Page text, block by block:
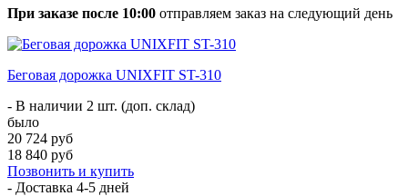
При заказе после 10:00 отправляем заказ на следующий день
Беговая дорожка UNIXFIT ST-310
- В наличии 2 шт. (доп. склад)
было
20 724 руб
18 840 руб
Позвонить и купить
- Доставка 4-5 дней